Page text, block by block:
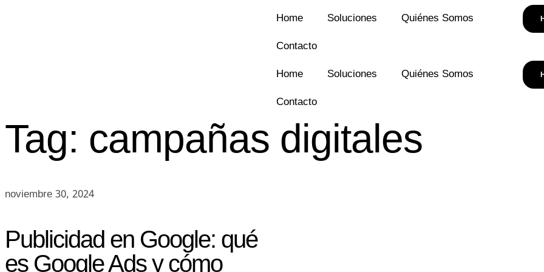
Home Soluciones Quiénes Somos
Contacto
Home Soluciones Quiénes Somos
Contacto
Tag: campañas digitales
noviembre 30, 2024
Publicidad en Google: qué
es Google Ads y cómo